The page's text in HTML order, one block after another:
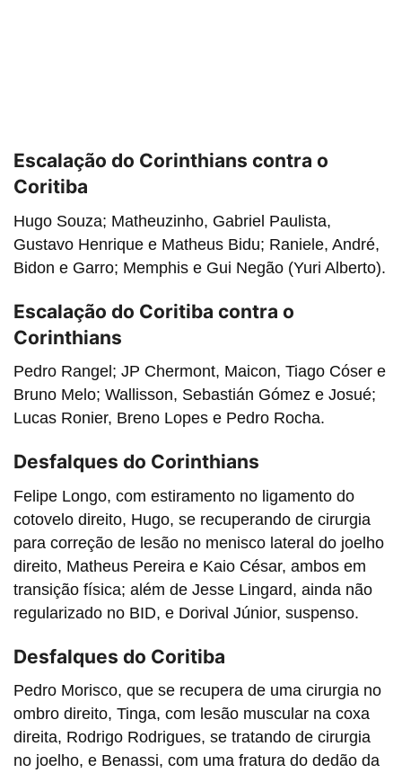
Escalação do Corinthians contra o
Coritiba
Hugo Souza; Matheuzinho, Gabriel Paulista,
Gustavo Henrique e Matheus Bidu; Raniele, André,
Bidon e Garro; Memphis e Gui Negão (Yuri Alberto).
Escalação do Coritiba contra o
Corinthians
Pedro Rangel; JP Chermont, Maicon, Tiago Cóser e
Bruno Melo; Wallisson, Sebastián Gómez e Josué;
Lucas Ronier, Breno Lopes e Pedro Rocha.
Desfalques do Corinthians
Felipe Longo, com estiramento no ligamento do
cotovelo direito, Hugo, se recuperando de cirurgia
para correção de lesão no menisco lateral do joelho
direito, Matheus Pereira e Kaio César, ambos em
transição física; além de Jesse Lingard, ainda não
regularizado no BID, e Dorival Júnior, suspenso.
Desfalques do Coritiba
Pedro Morisco, que se recupera de uma cirurgia no
ombro direito, Tinga, com lesão muscular na coxa
direita, Rodrigo Rodrigues, se tratando de cirurgia
no joelho, e Benassi, com uma fratura do dedão da